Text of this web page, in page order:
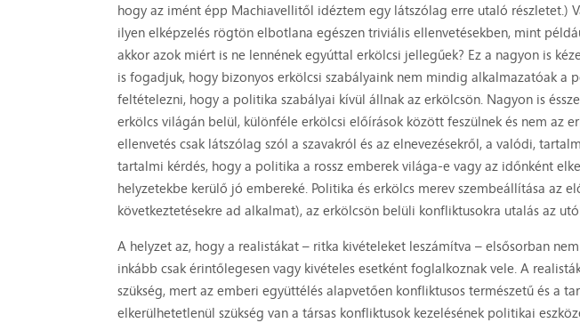
hogy az imént épp Machiavellitől idéztem egy látszólag erre utaló részletet.)
ilyen elképzelés rögtön elbotlana egészen triviális ellenvetésekben, mint
akkor azok miért is ne lennének egyúttal erkölcsi jellegűek? Ez a nagyon is
is fogadjuk, hogy bizonyos erkölcsi szabályaink nem mindig alkalmazatóak a
feltételezni, hogy a politika szabályai kívül állnak az erkölcsön. Nagyon is
erkölcs világán belül, különféle erkölcsi előírások között feszülnek és nem az
ellenvetés csak látszólag szól a szavakról és az elnevezésekről, a valódi,
tartalmi kérdés, hogy a politika a rossz emberek világa-e vagy az időnként
helyzetekbe kerülő jó embereké. Politika és erkölcs merev szembeállítása az
következtetésekre ad alkalmat), az erkölcsön belüli konfliktusokra utalás az
A helyzet az, hogy a realistákat – ritka kivételeket leszámítva – elsősorban
inkább csak érintőlegesen vagy kivételes esetként foglalkoznak vele. A
szükség, mert az emberi együttélés alapvetően konfliktusos természetű és a
elkerülhetetlenül szükség van a társas konfliktusok kezelésének politikai